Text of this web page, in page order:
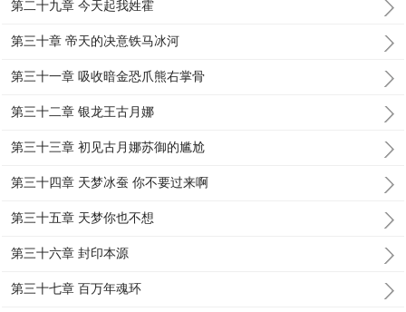
第二十九章 今天起我姓霍
第三十章 帝天的决意铁马冰河
第三十一章 吸收暗金恐爪熊右掌骨
第三十二章 银龙王古月娜
第三十三章 初见古月娜苏御的尴尬
第三十四章 天梦冰蚕 你不要过来啊
第三十五章 天梦你也不想
第三十六章 封印本源
第三十七章 百万年魂环